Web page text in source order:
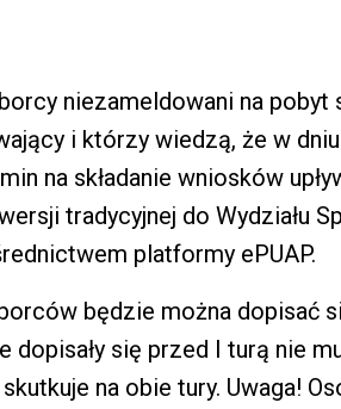
niezameldowani na pobyt
i którzy wiedzą, że w dniu
na składanie wniosków
tradycyjnej do Wydziału
platformy ePUAP.
będzie można dopisać
się przed I turą nie
na obie tury. Uwaga!